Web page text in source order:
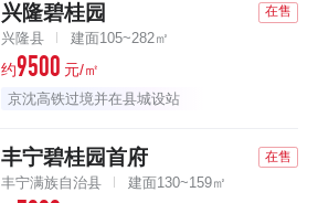
兴隆碧桂园 在售
兴隆县 建面105~282㎡
约9500 元/㎡
京沈高铁过境并在县城设站
丰宁碧桂园首府 在售
丰宁满族自治县 建面130~159㎡